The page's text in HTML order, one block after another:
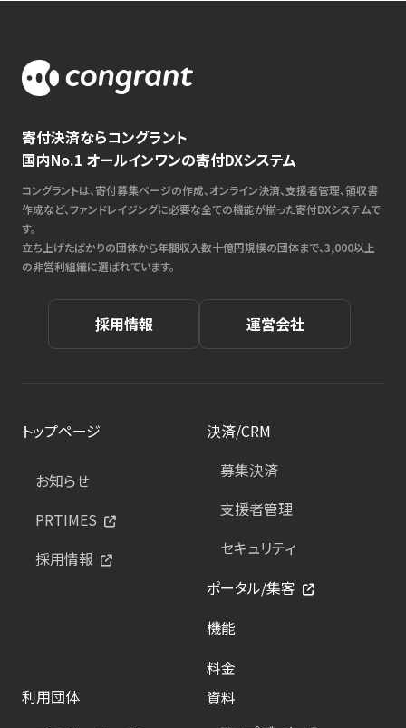
寄付決済ならコングラント
国内No.1 オールインワンの寄付DXシステム
コングラントは、寄付募集ページの作成、オンライン決済、支援者管理、領収書
作成など、ファンドレイジングに必要な全ての機能が揃った寄付DXシステムで
す。
立ち上げたばかりの団体から年間収入数十億円規模の団体まで、3,000以上
の非営利組織に選ばれています。
採用情報 運営会社
トップページ
お知らせ
PRTIMES
採用情報
決済/CRM
募集決済
支援者管理
セキュリティ
ポータル/集客
機能
料金
利用団体
資料